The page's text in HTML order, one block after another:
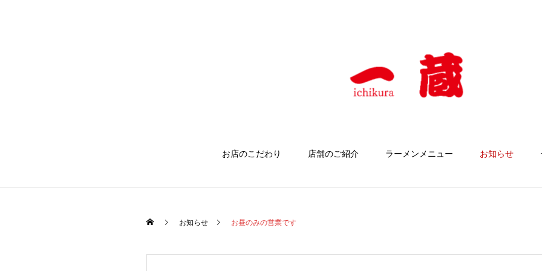
お店のこだわり 店舗のご紹介 ラーメンメニュー お知らせ
お知らせ お昼のみの営業です